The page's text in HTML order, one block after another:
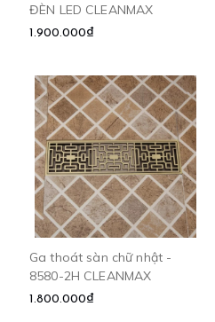
ĐÈN LED CLEANMAX
1.900.000₫
Ga thoát sàn chữ nhật -
8580-2H CLEANMAX
1.800.000₫